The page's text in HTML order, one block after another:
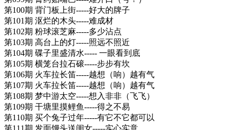
第100期 背门板上街-----好大的牌子
第101期 沤烂的木头-----难成材
第102期 粉球滚芝麻-----多少沾点
第103期 高台上的灯-----照远不照近
第104期 碟子里盛清水----- 一眼看到底
第105期 横笼台拉石磙-----步步有坎
第106期 火车拉长笛-----越想（响）越有气
第107期 火车拉长笛-----越想（响）越有气
第108期 梦中游太空-----想入非非（飞飞）
第109期 干塘里摸鲤鱼-----得之不易
第110期 买个兔子过年-----有它不它都可以
第111期 发面馒头送闺女-----实心实意